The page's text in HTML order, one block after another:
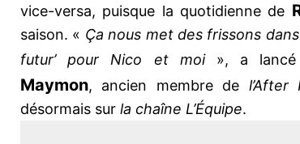
vice-versa, puisque la quotidienne de
saison. « Ça nous met des frissons
futur’ pour Nico et moi», a lancé
Maymon, ancien membre de l’After
désormais sur la chaîne L’Équipe.